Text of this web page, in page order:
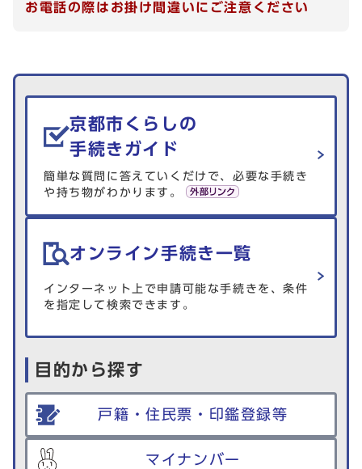
お電話の際はお掛け間違いにご注意ください
生活情報を探す
京都市くらしの
手続きガイド
簡単な質問に答えていくだけで、必要な手続き
や持ち物がわかります。
オンライン手続き一覧
インターネット上で申請可能な手続きを、条件
を指定して検索できます。
目的から探す
戸籍・住民票・印鑑登録等
マイナンバー